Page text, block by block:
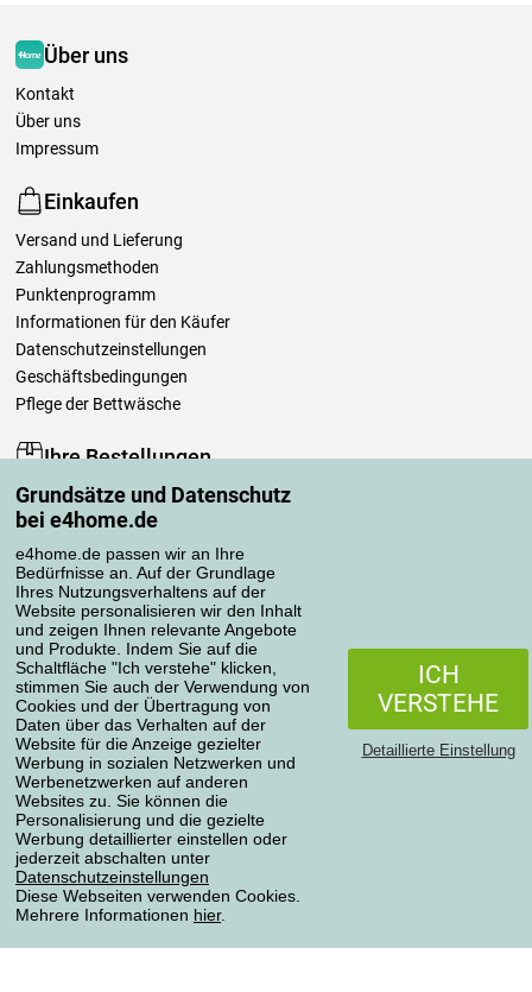
Grundsätze und Datenschutz
bei e4home.de
e4home.de passen wir an Ihre
Bedürfnisse an. Auf der Grundlage
Ihres Nutzungsverhaltens auf der
Website personalisieren wir den Inhalt
und zeigen Ihnen relevante Angebote
und Produkte. Indem Sie auf die
Schaltfläche "Ich verstehe" klicken,
stimmen Sie auch der Verwendung von
Cookies und der Übertragung von
Daten über das Verhalten auf der
Website für die Anzeige gezielter
Werbung in sozialen Netzwerken und
Werbenetzwerken auf anderen
Websites zu. Sie können die
Personalisierung und die gezielte
Werbung detaillierter einstellen oder
jederzeit abschalten unter
Datenschutzeinstellungen
Diese Webseiten verwenden Cookies.
Mehrere Informationen hier.
ICH
VERSTEHE
Detaillierte Einstellung
Über uns
Kontakt
Über uns
Impressum
Einkaufen
Versand und Lieferung
Zahlungsmethoden
Punktenprogramm
Informationen für den Käufer
Datenschutzeinstellungen
Geschäftsbedingungen
Pflege der Bettwäsche
Ihre Bestellungen
Mein Konto
Bestellübersicht
Reklamationen
Widerrufsbelehrung
Einfach mehr wissen
Richtlinien zur Verarbeitung von Bewertungen
Transportarten
Zahlungsmethoden
Zuverlässiger Shop